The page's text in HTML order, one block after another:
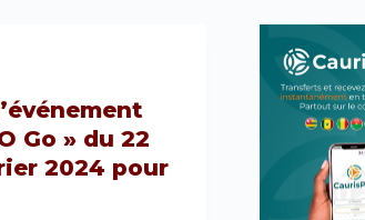
Go » du 22
2024 pour